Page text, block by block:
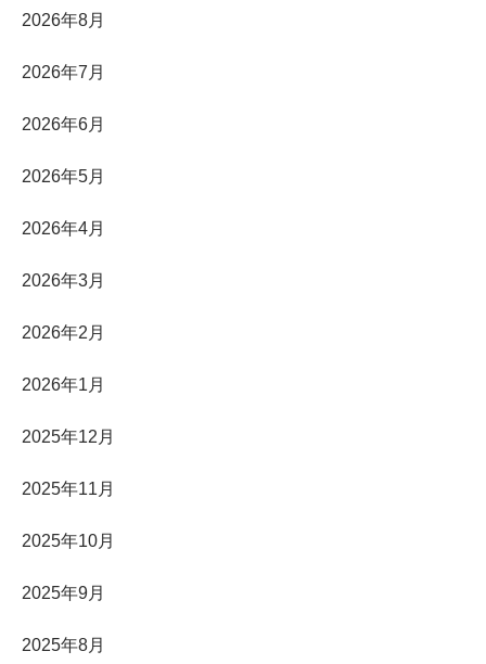
2026年8月
2026年7月
2026年6月
2026年5月
2026年4月
2026年3月
2026年2月
2026年1月
2025年12月
2025年11月
2025年10月
2025年9月
2025年8月